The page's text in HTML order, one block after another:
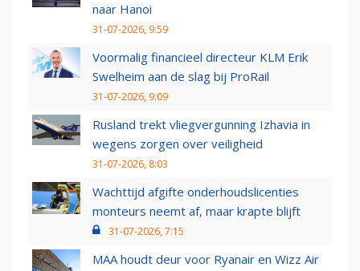
naar Hanoi
31-07-2026, 9:59
Voormalig financieel directeur KLM Erik
Swelheim aan de slag bij ProRail
31-07-2026, 9:09
Rusland trekt vliegvergunning Izhavia in
wegens zorgen over veiligheid
31-07-2026, 8:03
Wachttijd afgifte onderhoudslicenties
monteurs neemt af, maar krapte blijft
31-07-2026, 7:15
MAA houdt deur voor Ryanair en Wizz Air